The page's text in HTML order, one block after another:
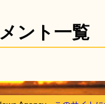
ント一覧